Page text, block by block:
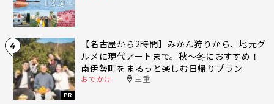
4
PR
【名古屋から2時間】みかん狩りから、地元グ
ルメに現代アートまで。秋〜冬におすすめ！
南伊勢町をまるっと楽しむ日帰りプラン
おでかけ 三重